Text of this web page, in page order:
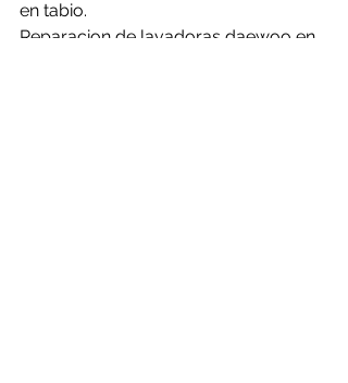
en tabio.
Reparacion de lavadoras daewoo en